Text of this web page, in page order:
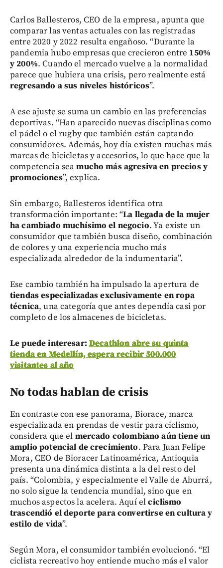
Carlos Ballesteros, CEO de la empresa, apunta que
comparar las ventas actuales con las registradas
entre 2020 y 2022 resulta engañoso. “Durante la
pandemia hubo empresas que crecieron entre 150%
y 200%. Cuando el mercado vuelve a la normalidad
parece que hubiera una crisis, pero realmente está
regresando a sus niveles históricos”.
A ese ajuste se suma un cambio en las preferencias
deportivas. “Han aparecido nuevas disciplinas como
el pádel o el rugby que también están captando
consumidores. Además, hoy día existen muchas más
marcas de bicicletas y accesorios, lo que hace que la
competencia seamucho más agresiva en precios y
promociones”, explica.
Sin embargo, Ballesteros identifica otra
transformación importante: “La llegada de la mujer
ha cambiado muchísimo el negocio. Ya existe un
consumidor que también busca diseño, combinación
de colores y una experiencia mucho más
especializada alrededor de la indumentaria”.
Ese cambio también ha impulsado la apertura de
tiendas especializadas exclusivamente en ropa
técnica, una categoría que antes dependía casi por
completo de los almacenes de bicicletas.
Le puede interesar: Decathlon abre su quinta
tienda en Medellín, espera recibir 500.000
visitantes al año
No todas hablan de crisis
En contraste con ese panorama, Biorace, marca
especializada en prendas de vestir para ciclismo,
considera que el mercado colombiano aún tiene un
amplio potencial de crecimiento. Para Juan Felipe
Mora, CEO de Bioracer Latinoamérica, Antioquia
presenta una dinámica distinta a la del resto del
país. “Colombia, y especialmente el Valle de Aburrá,
no solo sigue la tendencia mundial, sino que en
muchos aspectos la acelera. Aquí elciclismo
trascendió el deporte para convertirse en cultura y
estilo de vida”.
Según Mora, el consumidor también evolucionó. “El
ciclista recreativo hoy entiende mucho más el valor